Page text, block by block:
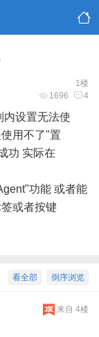
1楼
1696 4
内设置无法使
用不了"置
功 实际在
功能 或者能
或者按键
倒序浏览
看全部
来自 4楼